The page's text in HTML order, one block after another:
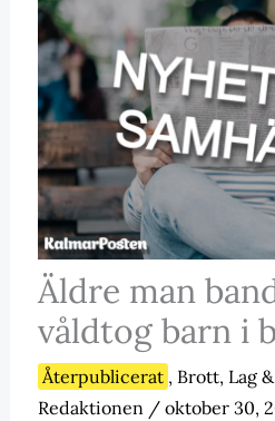
Äldre man
våldtog barn i
Återpublicerat , Brott, Lag
Redaktionen / oktober 30,